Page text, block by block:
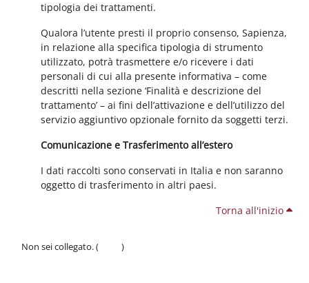
tipologia dei trattamenti.
Qualora l’utente presti il proprio consenso, Sapienza,
in relazione alla specifica tipologia di strumento
utilizzato, potrà trasmettere e/o ricevere i dati
personali di cui alla presente informativa – come
descritti nella sezione ‘Finalità e descrizione del
trattamento’ – ai fini dell’attivazione e dell’utilizzo del
servizio aggiuntivo opzionale fornito da soggetti terzi.
Comunicazione e Trasferimento all’estero
I dati raccolti sono conservati in Italia e non saranno
oggetto di trasferimento in altri paesi.
Torna all'inizio
Non sei collegato. (
)